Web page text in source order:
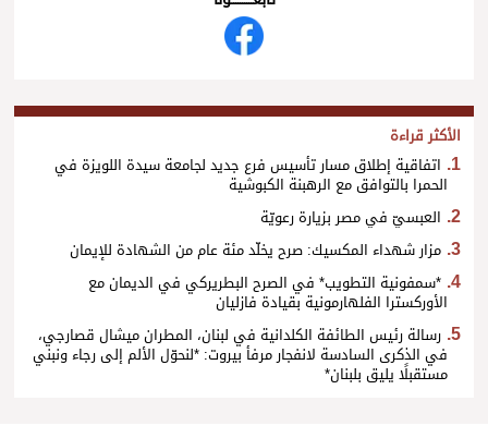
الأكثر قراءة
اتفاقية إطلاق مسار تأسيس فرع جديد لجامعة سيدة اللويزة في
الحمرا بالتوافق مع الرهبنة الكبوشية
العبسيّ في مصر بزيارة رعويّة
مزار شهداء المكسيك: صرح يخلّد مئة عام من الشهادة للإيمان
*سمفونية التطويب* في الصرح البطريركي في الديمان مع
الأوركسترا الفلهارمونية بقيادة فازليان
رسالة رئيس الطائفة الكلدانية في لبنان، المطران ميشال قصارجي،
في الذكرى السادسة لانفجار مرفأ بيروت: *لنحوّل الألم إلى رجاء ونبني
مستقبلًا يليق بلبنان*